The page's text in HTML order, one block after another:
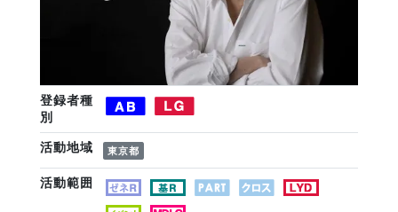
登録者種
別
活動地域 東京都
活動範囲